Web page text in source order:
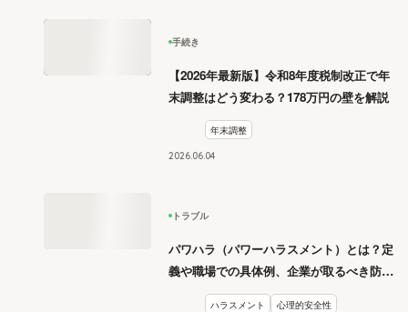
手続き
【2026年最新版】令和8年度税制改正で年
末調整はどう変わる？178万円の壁を解説
年末調整
2026.06 04
トラブル
パワハラ（パワーハラスメント）とは？定
義や職場での具体例、企業が取るべき防止
措置を学ぶ
ハラスメント
心理的安全性